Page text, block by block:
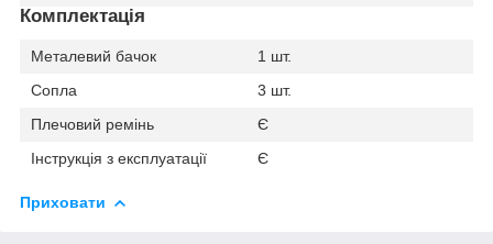
Комплектація
Металевий бачок
1 шт.
Сопла
3 шт.
Плечовий ремінь
Є
Інструкція з експлуатації
Є
Приховати